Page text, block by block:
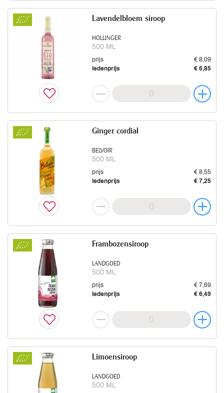
HOLLINGER
500 ML
Lavendelbloem siroop
prijs
€ 8,09
ledenprijs
€ 6,85
BELVOIR
500 ML
Ginger cordial
prijs
€ 8,55
ledenprijs
€ 7,25
LANDGOED
500 ML
Frambozensiroop
prijs
€ 7,69
ledenprijs
€ 6,49
LANDGOED
500 ML
Limoensiroop